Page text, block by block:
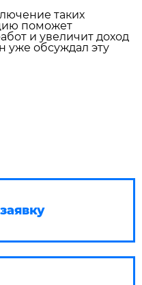
таких
поможет
и увеличит доход
обсуждал эту